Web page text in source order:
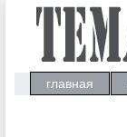
главная